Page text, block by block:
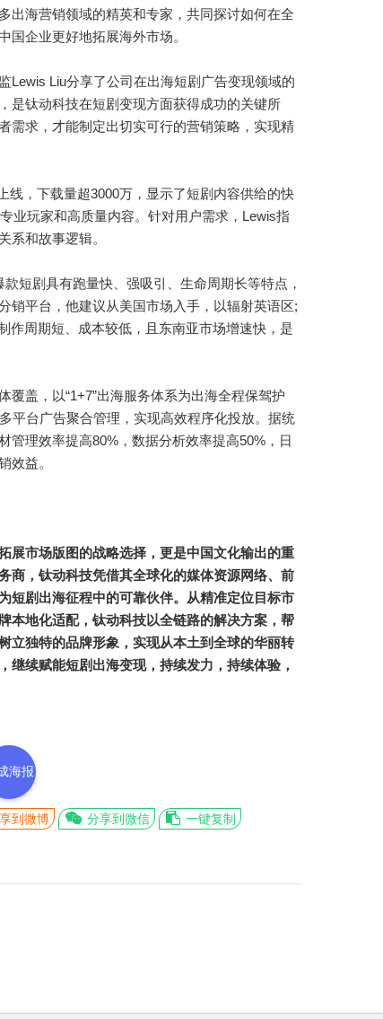
出海营销领域的精英和专家，共同探讨如何在全
国企业更好地拓展海外市场。
Liu分享了公司在出海短剧广告变现领域的
是钛动科技在短剧变现方面获得成功的关键所
需求，才能制定出切实可行的营销策略，实现精
，下载量超3000万，显示了短剧内容供给的快
业玩家和高质量内容。针对用户需求，Lewis指
系和故事逻辑。
剧具有跑量快、强吸引、生命周期长等特点，
销平台，他建议从美国市场入手，以辐射英语区;
作周期短、成本较低，且东南亚市场增速快，是
盖，以“1+7”出海服务体系为出海全程保驾护
平台广告聚合管理，实现高效程序化投放。据统
管理效率提高80%，数据分析效率提高50%，日
效益。
展市场版图的战略选择，更是中国文化输出的重
商，钛动科技凭借其全球化的媒体资源网络、前
短剧出海征程中的可靠伙伴。从精准定位目标市
本地化适配，钛动科技以全链路的解决方案，帮
立独特的品牌形象，实现从本土到全球的华丽转
续赋能短剧出海变现，持续发力，持续体验，
海报
到微博 分享到微信 一键复制